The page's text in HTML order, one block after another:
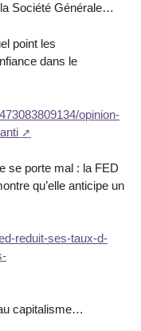
Société Générale…
point les
dans le
opinion-
se porte mal : la FED
qu’elle anticipe un
reduit-ses-taux-d-
capitalisme…